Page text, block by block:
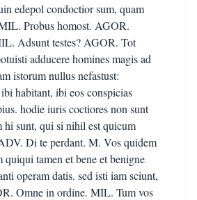
edepol condoctior sum, quam
Probus homost. AGOR.
Adsunt testes? AGOR. Tot
adducere homines magis ad
istorum nullus nefastust:
habitant, ibi eos conspicias
hodie iuris coctiores non sunt
hi sunt, qui si nihil est quicum
Di te perdant. M. Vos quidem
tamen et bene et benigne
operam datis. sed isti iam sciunt,
Omne in ordine. MIL. Tum vos